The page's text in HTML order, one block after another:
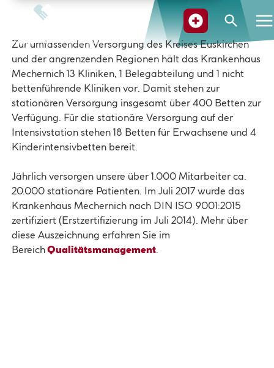
Suche
Zur umfassenden Versorgung des Kreises Euskirchen
und der angrenzenden Regionen hält das Krankenhaus
Mechernich 13 Kliniken, 1 Belegabteilung und 1 nicht
bettenführende Kliniken vor. Damit stehen zur
stationären Versorgung insgesamt über 400 Betten zur
Verfügung. Für die stationäre Versorgung auf der
Intensivstation stehen 18 Betten für Erwachsene und 4
Kinderintensivbetten bereit.
Jährlich versorgen unsere über 1.000 Mitarbeiter ca.
20.000 stationäre Patienten. Im Juli 2017 wurde das
Krankenhaus Mechernich nach DIN ISO 9001:2015
zertifiziert (Erstzertifizierung im Juli 2014). Mehr über
diese Auszeichnung erfahren Sie im
BereichQualitätsmanagement.